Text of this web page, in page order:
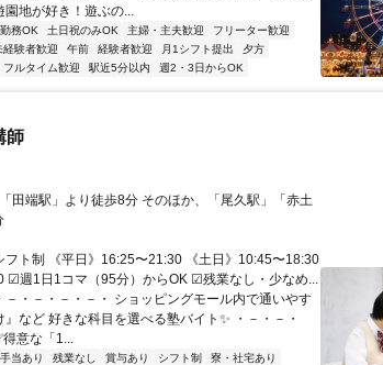
地が好き！遊ぶの...
務OK 土日祝のみOK 主婦・主夫歓迎
フリーター歓迎
経験者歓迎 午前 経験者歓迎 月1シフト提出
夕方
フルタイム歓迎 駅近5分以内 週2・3日からOK
師
ト制 《平日》16:25〜21:30 《土日》10:45〜18:30
☑週1日1コマ（95分）からOK ☑残業なし・少なめ...
・－・－・－・ ショッピングモール内で通いやす
など 好きな科目を選べる塾バイト✨ ・－・－・
得意な「1...
当あり 残業なし 賞与あり シフト制
寮・社宅あり